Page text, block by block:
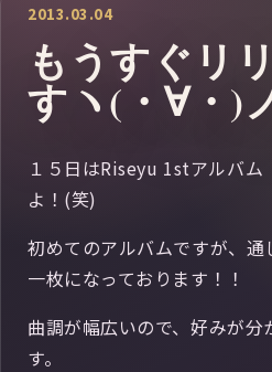
2013.03.04
もうすぐリ
すヽ(・∀・)
１５日はRiseyu 1stアルバム
よ！(笑)
初めてのアルバムですが、
一枚になっております！！
曲調が幅広いので、好みが分
す。